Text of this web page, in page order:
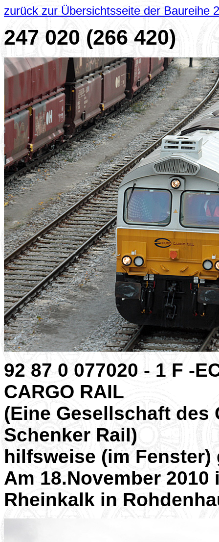
zurück zur Übersichtsseite der Baureihe
247 020 (266 420)
92 87 0 077020 - 1 F -
CARGO RAIL
(Eine Gesellschaft des
Schenker Rail)
hilfsweise (im Fenster)
Am 18.November
Rheinkalk in